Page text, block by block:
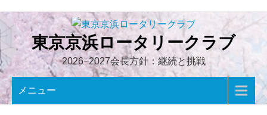
content 東京京浜ロータリークラブ
2026−2027会長方針：継続と挑戦
メニュー